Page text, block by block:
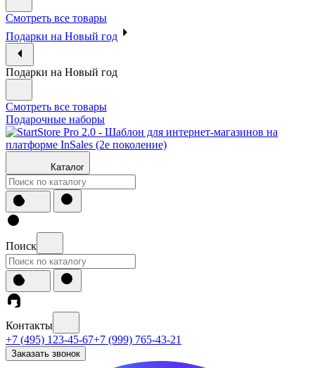
Смотреть все товары
Подарки на Новый год
Подарки на Новый год
Смотреть все товары
Подарочные наборы
Каталог
Поиск
Контакты
+7 (495) 123-45-67+7 (999) 765-43-21
Заказать звонок